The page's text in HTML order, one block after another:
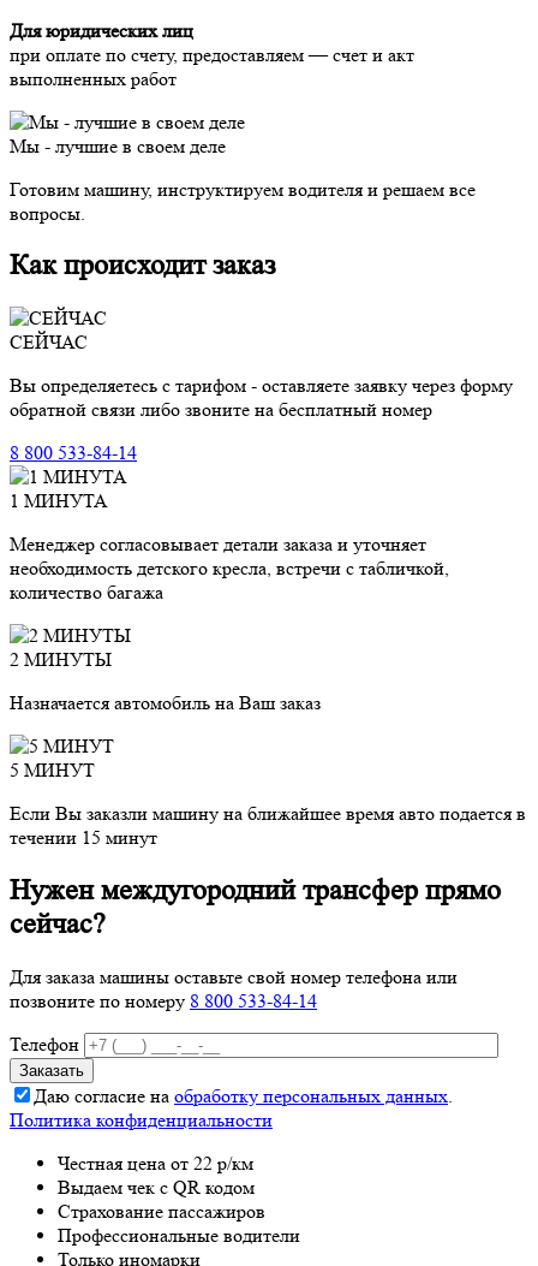
Для юридических лиц
при оплате по счету, предоставляем — счет и акт
выполненных работ
Мы - лучшие в своем деле
Готовим машину, инструктируем водителя и решаем все
вопросы.
Как происходит заказ
СЕЙЧАС
Вы определяетесь с тарифом - оставляете заявку через форму
обратной связи либо звоните на бесплатный номер
8 800 533-84-14
1 МИНУТА
Менеджер согласовывает детали заказа и уточняет
необходимость детского кресла, встречи с табличкой,
количество багажа
2 МИНУТЫ
Назначается автомобиль на Ваш заказ
5 МИНУТ
Если Вы заказли машину на ближайшее время авто подается в
течении 15 минут
Нужен междугородний трансфер прямо
сейчас?
Для заказа машины оставьте свой номер телефона или
позвоните по номеру 8 800 533-84-14
Телефон
Даю согласие на обработку персональных данных.
Политика конфиденциальности
Честная цена от 22 р/км
Выдаем чек с QR кодом
Страхование пассажиров
Профессиональные водители
Только иномарки